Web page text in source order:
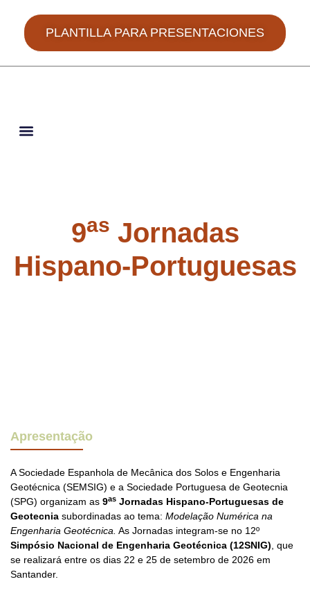
PLANTILLA PARA PRESENTACIONES
9as Jornadas
Hispano-Portuguesas
Apresentação
A Sociedade Espanhola de Mecânica dos Solos e Engenharia
Geotécnica (SEMSIG) e a Sociedade Portuguesa de Geotecnia
(SPG) organizam as 9as Jornadas Hispano-Portuguesas de
Geotecnia subordinadas ao tema: Modelação Numérica na
Engenharia Geotécnica. As Jornadas integram-se no 12º
Simpósio Nacional de Engenharia Geotécnica (12SNIG) , que
se realizará entre os dias 22 e 25 de setembro de 2026 em
Santander.